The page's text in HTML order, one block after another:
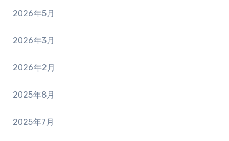
2026年5月
2026年3月
2026年2月
2025年8月
2025年7月